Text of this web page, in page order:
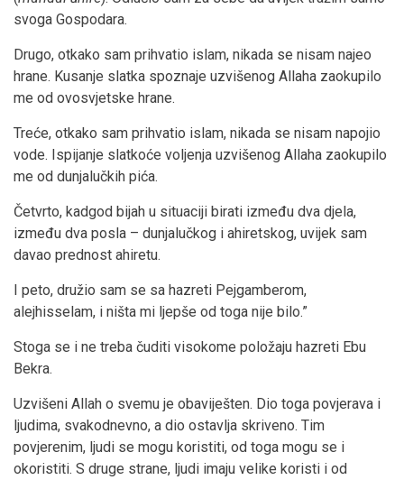
svoga Gospodara.
Drugo, otkako sam prihvatio islam, nikada se nisam najeo
hrane. Kusanje slatka spoznaje uzvišenog Allaha zaokupilo
me od ovosvjetske hrane.
Treće, otkako sam prihvatio islam, nikada se nisam napojio
vode. Ispijanje slatkoće voljenja uzvišenog Allaha zaokupilo
me od dunjalučkih pića.
Četvrto, kadgod bijah u situaciji birati između dva djela,
između dva posla – dunjalučkog i ahiretskog, uvijek sam
davao prednost ahiretu.
I peto, družio sam se sa hazreti Pejgamberom,
alejhisselam, i ništa mi ljepše od toga nije bilo.”
Stoga se i ne treba čuditi visokome položaju hazreti Ebu
Bekra.
Uzvišeni Allah o svemu je obaviješten. Dio toga povjerava i
ljudima, svakodnevno, a dio ostavlja skriveno. Tim
povjerenim, ljudi se mogu koristiti, od toga mogu se i
okoristiti. S druge strane, ljudi imaju velike koristi i od